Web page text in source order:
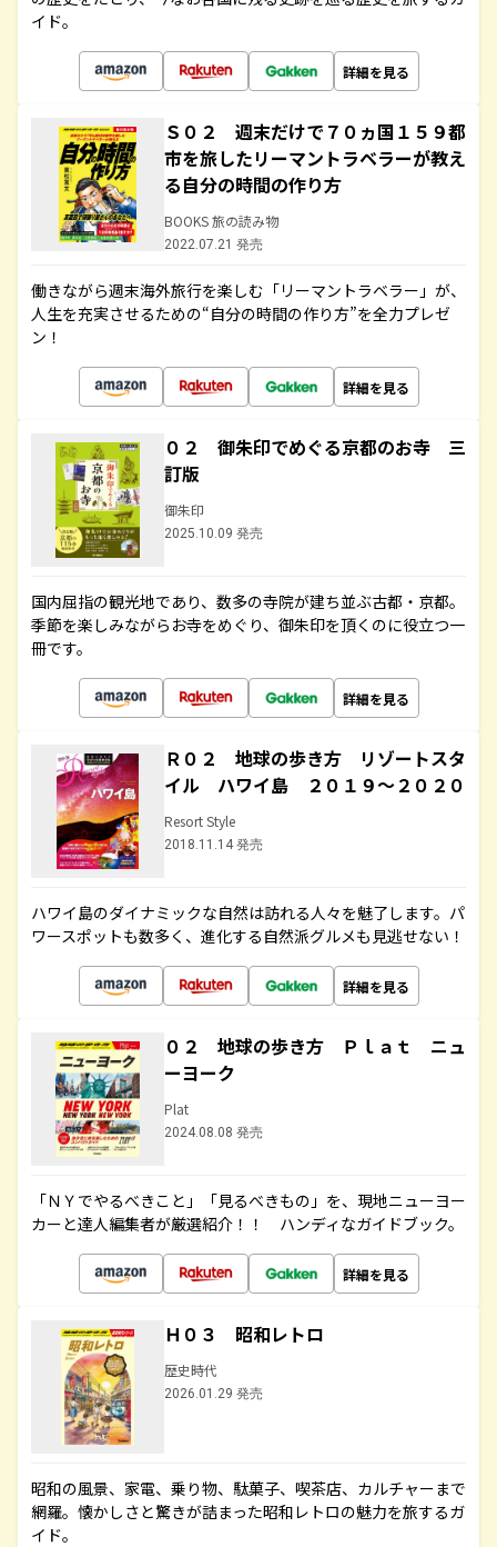
イド。
詳細を見る
Ｓ０２ 週末だけで７０ヵ国１５９都
市を旅したリーマントラベラーが教え
る自分の時間の作り方
BOOKS 旅の読み物
2022.07.21 発売
働きながら週末海外旅行を楽しむ「リーマントラベラー」が、
人生を充実させるための“自分の時間の作り方”を全力プレゼ
ン！
詳細を見る
０２ 御朱印でめぐる京都のお寺 三
訂版
御朱印
2025.10.09 発売
国内屈指の観光地であり、数多の寺院が建ち並ぶ古都・京都。
季節を楽しみながらお寺をめぐり、御朱印を頂くのに役立つ一
冊です。
詳細を見る
Ｒ０２ 地球の歩き方 リゾートスタ
イル ハワイ島 ２０１９～２０２０
Resort Style
2018.11.14 発売
ハワイ島のダイナミックな自然は訪れる人々を魅了します。パ
ワースポットも数多く、進化する自然派グルメも見逃せない！
詳細を見る
０２ 地球の歩き方 Ｐｌａｔ ニュ
ーヨーク
Plat
2024.08.08 発売
「ＮＹでやるべきこと」「見るべきもの」を、現地ニューヨー
カーと達人編集者が厳選紹介！！ ハンディなガイドブック。
詳細を見る
Ｈ０３ 昭和レトロ
歴史時代
2026.01.29 発売
昭和の風景、家電、乗り物、駄菓子、喫茶店、カルチャーまで
網羅。懐かしさと驚きが詰まった昭和レトロの魅力を旅するガ
イド。